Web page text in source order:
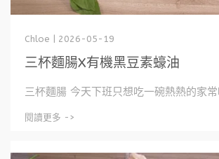
三杯麵腸X有機黑豆素蠔油
Chloe | 2026-05-19
三杯麵腸 今天下班只想吃一碗熱熱的家
閱讀更多 ->